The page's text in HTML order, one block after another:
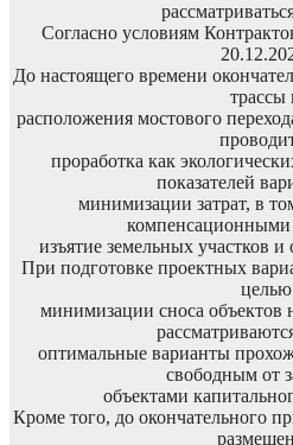
Согласно условиям
До настоящего времени
трассы
расположения мостового
проработка как
показателей
минимизации затрат, в
компенсационными
изъятие земельных участков
При подготовке проектных
целью
минимизации сноса
оптимальные варианты
свободным от
объектами
Кроме того, до окончательного